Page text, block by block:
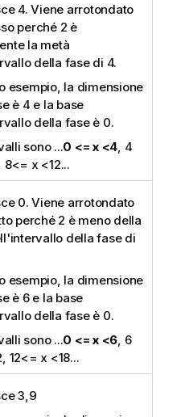
4. Viene arrotondato
perché 2 è
la metà
della fase di 4.
esempio, la dimensione
è 4 e la base
della fase è 0.
sono ...0 <= x <4 , 4
8<= x <12...
0. Viene arrotondato
perché 2 è meno della
della fase di
esempio, la dimensione
è 6 e la base
della fase è 0.
sono ...0 <= x <6 , 6
12<= x <18...
3,9